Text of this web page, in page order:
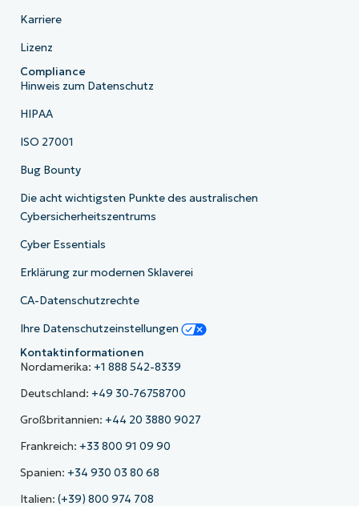
Karriere
Lizenz
Compliance
Hinweis zum Datenschutz
HIPAA
ISO 27001
Bug Bounty
Die acht wichtigsten Punkte des australischen
Cybersicherheitszentrums
Cyber Essentials
Erklärung zur modernen Sklaverei
CA-Datenschutzrechte
Ihre Datenschutzeinstellungen
Kontaktinformationen
Nordamerika: +1 888 542-8339
Deutschland: +49 30-76758700
Großbritannien: +44 20 3880 9027
Frankreich: +33 800 91 09 90
Spanien: +34 930 03 80 68
Italien: (+39) 800 974 708